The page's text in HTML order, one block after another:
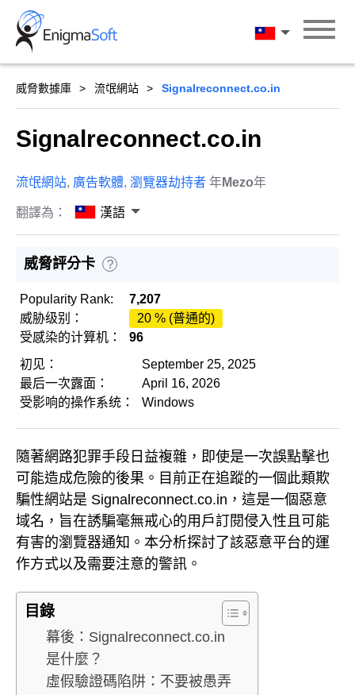
Skip
content
漢語
威脅數據庫 流氓網站 Signalreconnect.co.in
Signalreconnect.co.in
流氓網站, 廣告軟體, 瀏覽器劫持者 年Mezo年
翻譯為： 漢語
威脅評分卡 ?
Popularity Rank:
7,207
威胁级别：
20 % (普通的)
受感染的计算机：
96
初见：
September 25, 2025
最后一次露面：
April 16, 2026
受影响的操作系统：
Windows
隨著網路犯罪手段日益複雜，即使是一次誤點擊也
可能造成危險的後果。目前正在追蹤的一個此類欺
騙性網站是 Signalreconnect.co.in，這是一個惡意
域名，旨在誘騙毫無戒心的用戶訂閱侵入性且可能
有害的瀏覽器通知。本分析探討了該惡意平台的運
作方式以及需要注意的警訊。
目錄
幕後：Signalreconnect.co.in
是什麼？
虛假驗證碼陷阱：不要被愚弄